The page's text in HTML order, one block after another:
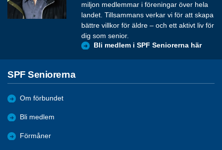
miljon medlemmar i föreningar över hela
landet. Tillsammans verkar vi för att skapa
bättre villkor för äldre – och ett aktivt liv för
dig som senior.
Bli medlem i SPF Seniorerna här
SPF Seniorerna
Om förbundet
Bli medlem
Förmåner